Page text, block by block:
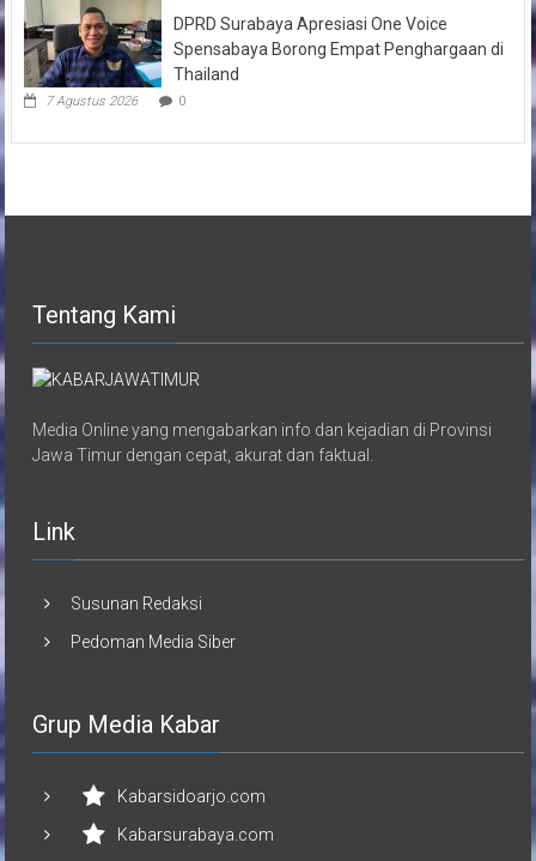
DPRD Surabaya Apresiasi One Voice
Spensabaya Borong Empat Penghargaan di
Thailand
7 Agustus 2026 0
Tentang Kami
Media Online yang mengabarkan info dan kejadian di Provinsi
Jawa Timur dengan cepat, akurat dan faktual.
Link
Susunan Redaksi
Pedoman Media Siber
Grup Media Kabar
Kabarsidoarjo.com
Kabarsurabaya.com